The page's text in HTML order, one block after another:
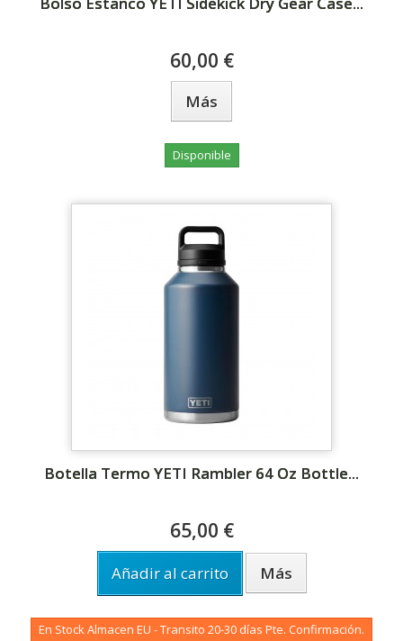
60,00 €
Más
Disponible
Botella Termo YETI Rambler 64 Oz Bottle...
65,00 €
Añadir al carrito Más
En Stock Almacen EU - Transito 20-30 días Pte. Confirmación.